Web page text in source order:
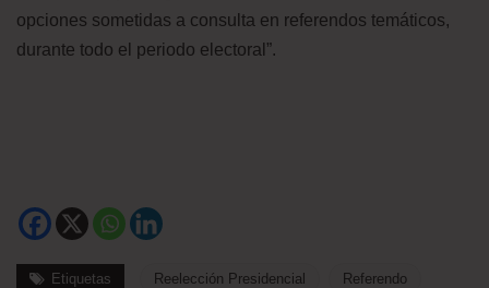
opciones sometidas a consulta en referendos temáticos,
durante todo el periodo electoral”.
Etiquetas Reelección Presidencial Referendo